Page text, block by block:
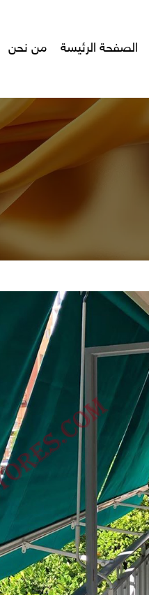
الصفحة الرئيسة من نحن